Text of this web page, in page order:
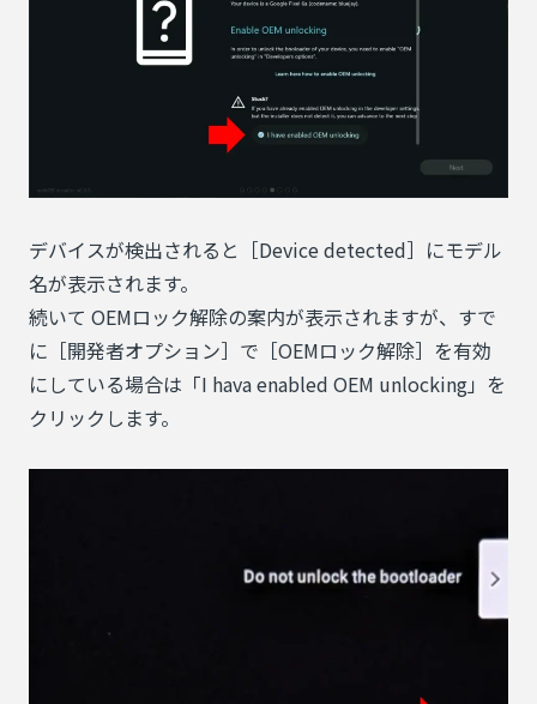
デバイスが検出されると［Device detected］にモデル
名が表示されます。
続いて OEMロック解除の案内が表示されますが、すで
に［開発者オプション］で［OEMロック解除］を有効
にしている場合は「I hava enabled OEM unlocking」を
クリックします。